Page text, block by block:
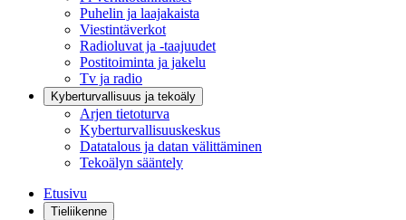
Puhelin ja laajakaista
Viestintäverkot
Radioluvat ja -taajuudet
Postitoiminta ja jakelu
Tv ja radio
Kyberturvallisuus ja tekoäly
Arjen tietoturva
Kyberturvallisuuskeskus
Datatalous ja datan välittäminen
Tekoälyn sääntely
Etusivu
Tieliikenne